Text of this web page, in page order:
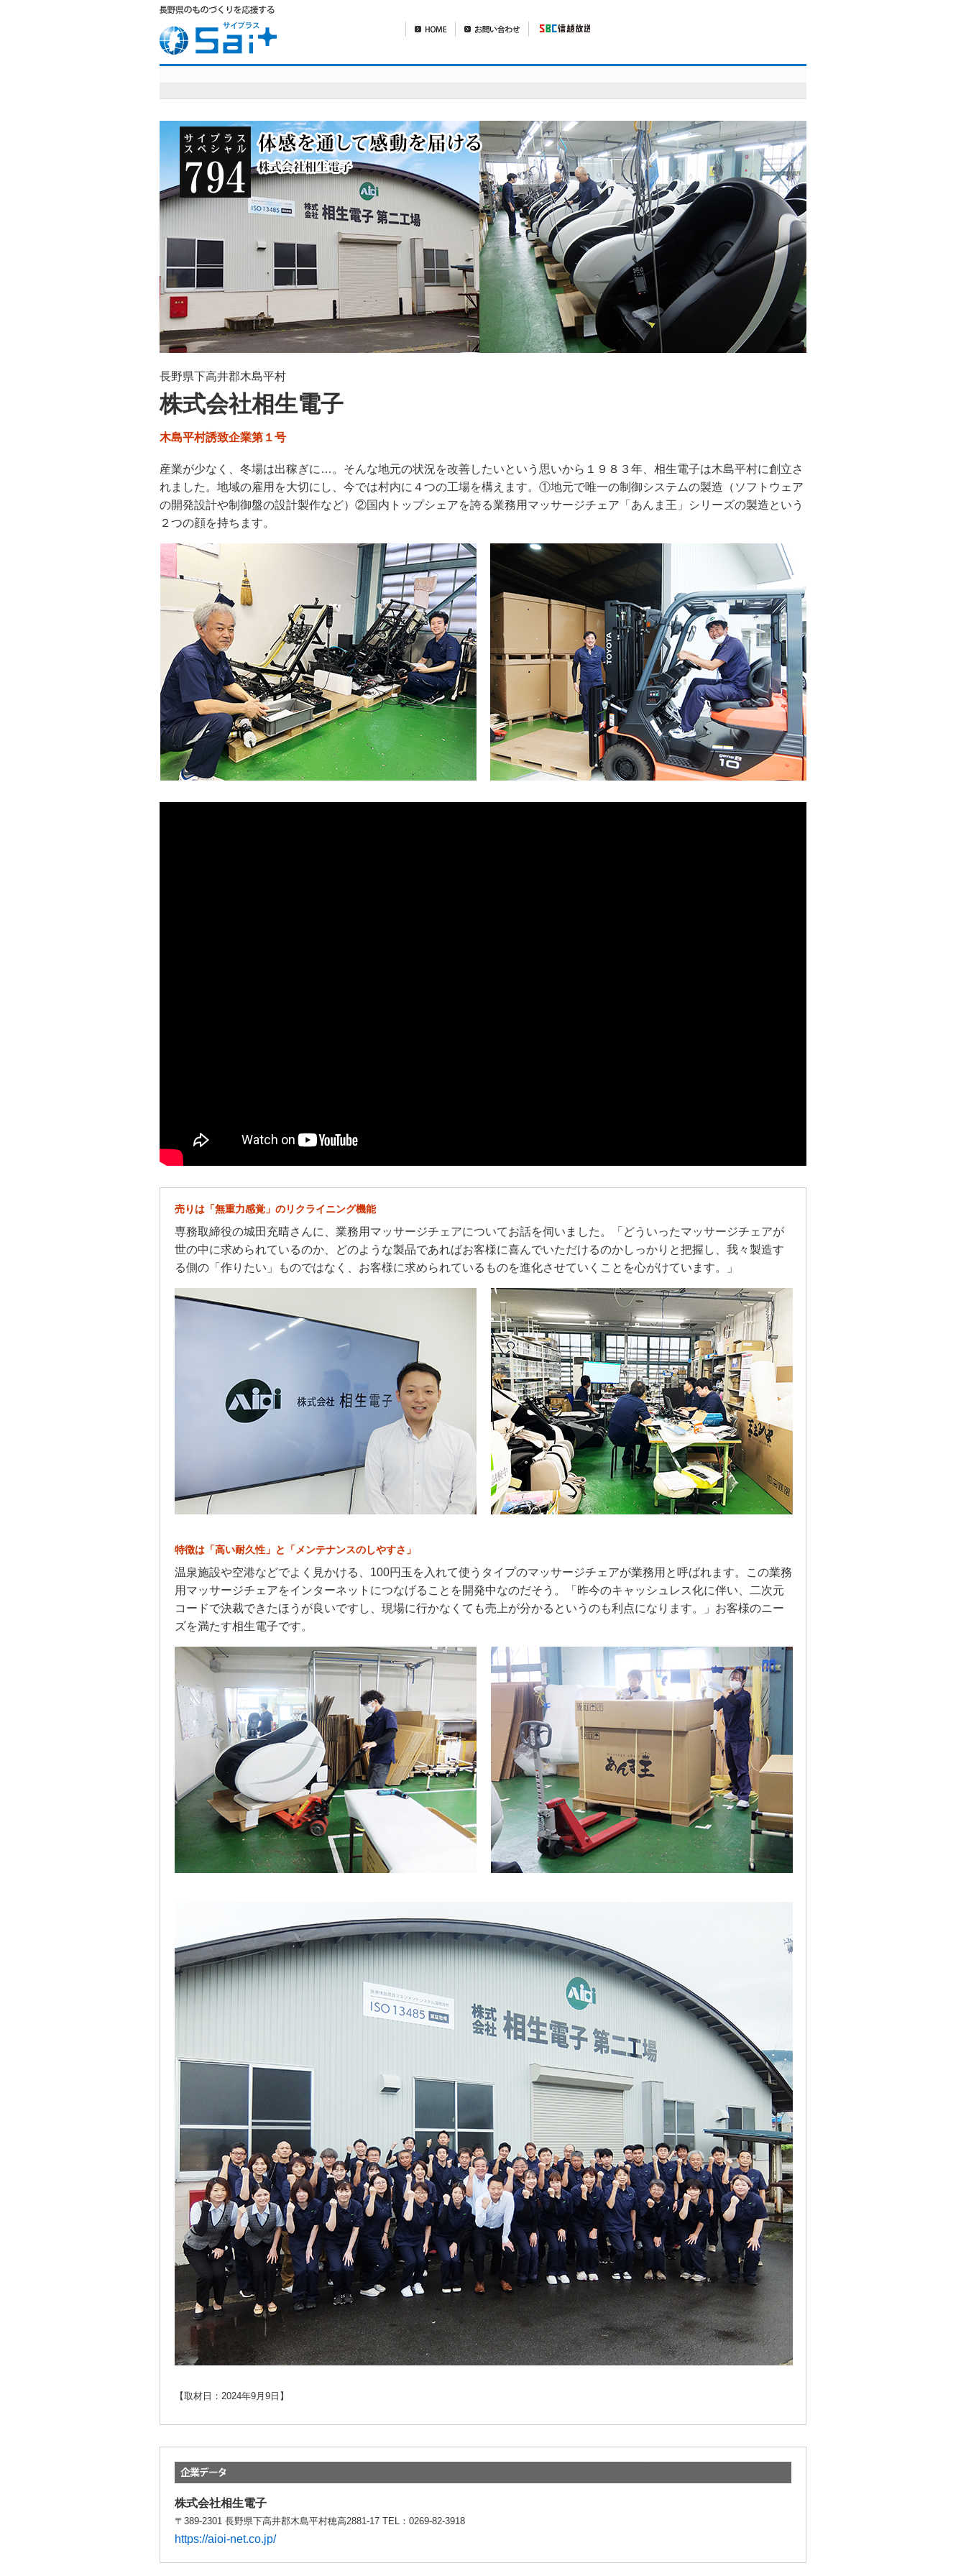
長野県下高井郡木島平村
株式会社相生電子
木島平村誘致企業第１号
産業が少なく、冬場は出稼ぎに…。そんな地元の状況を改善したいという思いから１９８３年、相生電子は木島平村に創立さ
れました。地域の雇用を大切にし、今では村内に４つの工場を構えます。①地元で唯一の制御システムの製造（ソフトウェア
の開発設計や制御盤の設計製作など）②国内トップシェアを誇る業務用マッサージチェア「あんま王」シリーズの製造という
２つの顔を持ちます。
売りは「無重力感覚」のリクライニング機能
専務取締役の城田充晴さんに、業務用マッサージチェアについてお話を伺いました。「どういったマッサージチェアが
世の中に求められているのか、どのような製品であればお客様に喜んでいただけるのかしっかりと把握し、我々製造す
る側の「作りたい」ものではなく、お客様に求められているものを進化させていくことを心がけています。」
特徴は「高い耐久性」と「メンテナンスのしやすさ」
温泉施設や空港などでよく見かける、100円玉を入れて使うタイプのマッサージチェアが業務用と呼ばれます。この業務
用マッサージチェアをインターネットにつなげることを開発中なのだそう。「昨今のキャッシュレス化に伴い、二次元
コードで決裁できたほうが良いですし、現場に行かなくても売上が分かるというのも利点になります。」お客様のニー
ズを満たす相生電子です。
【取材日：2024年9月9日】
株式会社相生電子
〒389-2301 長野県下高井郡木島平村穂高2881-17 TEL：0269-82-3918
https://aioi-net.co.jp/